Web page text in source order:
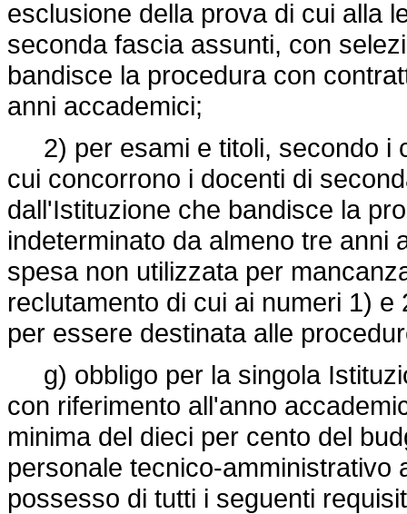
esclusione della prova di cui alla
seconda fascia assunti, con
bandisce la procedura con
anni accademici;
2) per esami e titoli, secondo i
cui concorrono i docenti di
dall'Istituzione che bandisce la
indeterminato da almeno tre anni
spesa non utilizzata per
reclutamento di cui ai numeri 1)
per essere destinata alle
g) obbligo per la singola
con riferimento all'anno
minima del dieci per cento del
personale tecnico-amministrativo
possesso di tutti i seguenti